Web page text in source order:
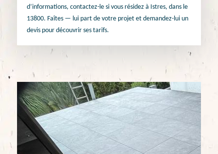
d’informations, contactez-le si vous résidez à Istres, dans le
13800. Faîtes — lui part de votre projet et demandez-lui un
devis pour découvrir ses tarifs.